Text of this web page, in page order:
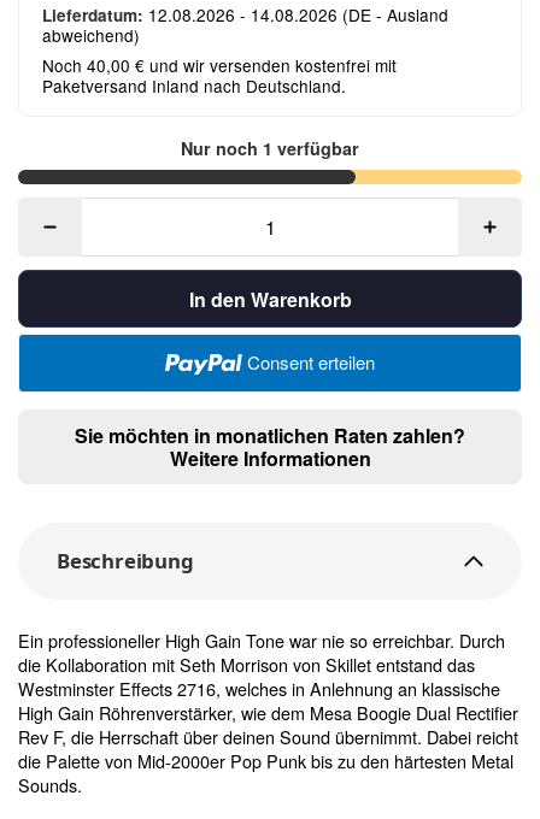
Lieferdatum: 12.08.2026 - 14.08.2026 (DE - Ausland
abweichend)
Noch 40,00 € und wir versenden kostenfrei mit
Paketversand Inland nach Deutschland.
Nur noch 1 verfügbar
In den Warenkorb
Consent erteilen
Sie möchten in monatlichen Raten zahlen?
Weitere Informationen
Beschreibung
Ein professioneller High Gain Tone war nie so erreichbar. Durch
die Kollaboration mit Seth Morrison von Skillet entstand das
Westminster Effects 2716, welches in Anlehnung an klassische
High Gain Röhrenverstärker, wie dem Mesa Boogie Dual Rectifier
Rev F, die Herrschaft über deinen Sound übernimmt. Dabei reicht
die Palette von Mid-2000er Pop Punk bis zu den härtesten Metal
Sounds.